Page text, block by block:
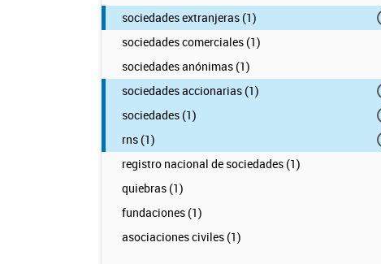
sociedades extranjeras (1)
sociedades comerciales (1)
sociedades anónimas (1)
sociedades accionarias (1)
sociedades (1)
rns (1)
registro nacional de sociedades (1)
quiebras (1)
fundaciones (1)
asociaciones civiles (1)